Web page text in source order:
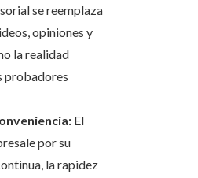
se reemplaza
opiniones y
la realidad
probadores
El
por su
la rapidez